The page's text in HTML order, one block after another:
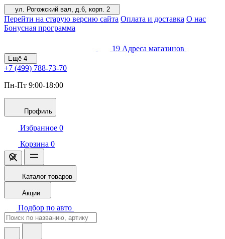
ул. Рогожский вал, д.6, корп. 2
Перейти на старую версию сайта Оплата и доставка О нас
Бонусная программа
19 Адреса магазинов
Ещё 4
+7 (499) 788-73-70
Пн-Пт 9:00-18:00
Профиль
Избранное 0
Корзина 0
Каталог товаров
Акции
Подбор по авто